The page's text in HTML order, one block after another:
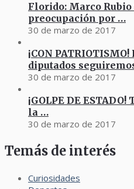
Florido: Marco
preocupación por …
30 de marzo de 2017
¡CON
diputados
30 de marzo de 2017
¡GOLPE DE
la …
30 de marzo de 2017
Temás de interés
Curiosidades